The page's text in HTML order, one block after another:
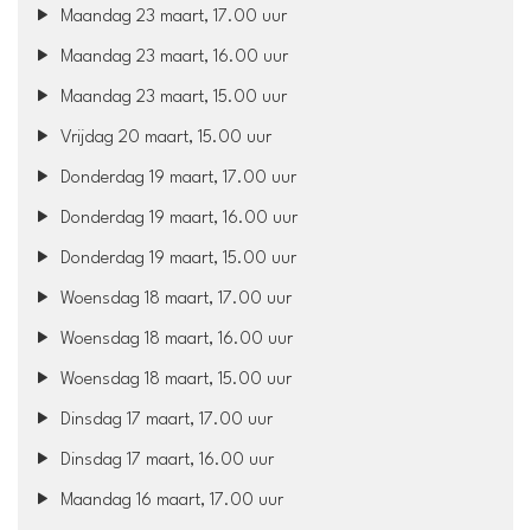
Maandag 23 maart, 17.00 uur
Maandag 23 maart, 16.00 uur
Maandag 23 maart, 15.00 uur
Vrijdag 20 maart, 15.00 uur
Donderdag 19 maart, 17.00 uur
Donderdag 19 maart, 16.00 uur
Donderdag 19 maart, 15.00 uur
Woensdag 18 maart, 17.00 uur
Woensdag 18 maart, 16.00 uur
Woensdag 18 maart, 15.00 uur
Dinsdag 17 maart, 17.00 uur
Dinsdag 17 maart, 16.00 uur
Maandag 16 maart, 17.00 uur